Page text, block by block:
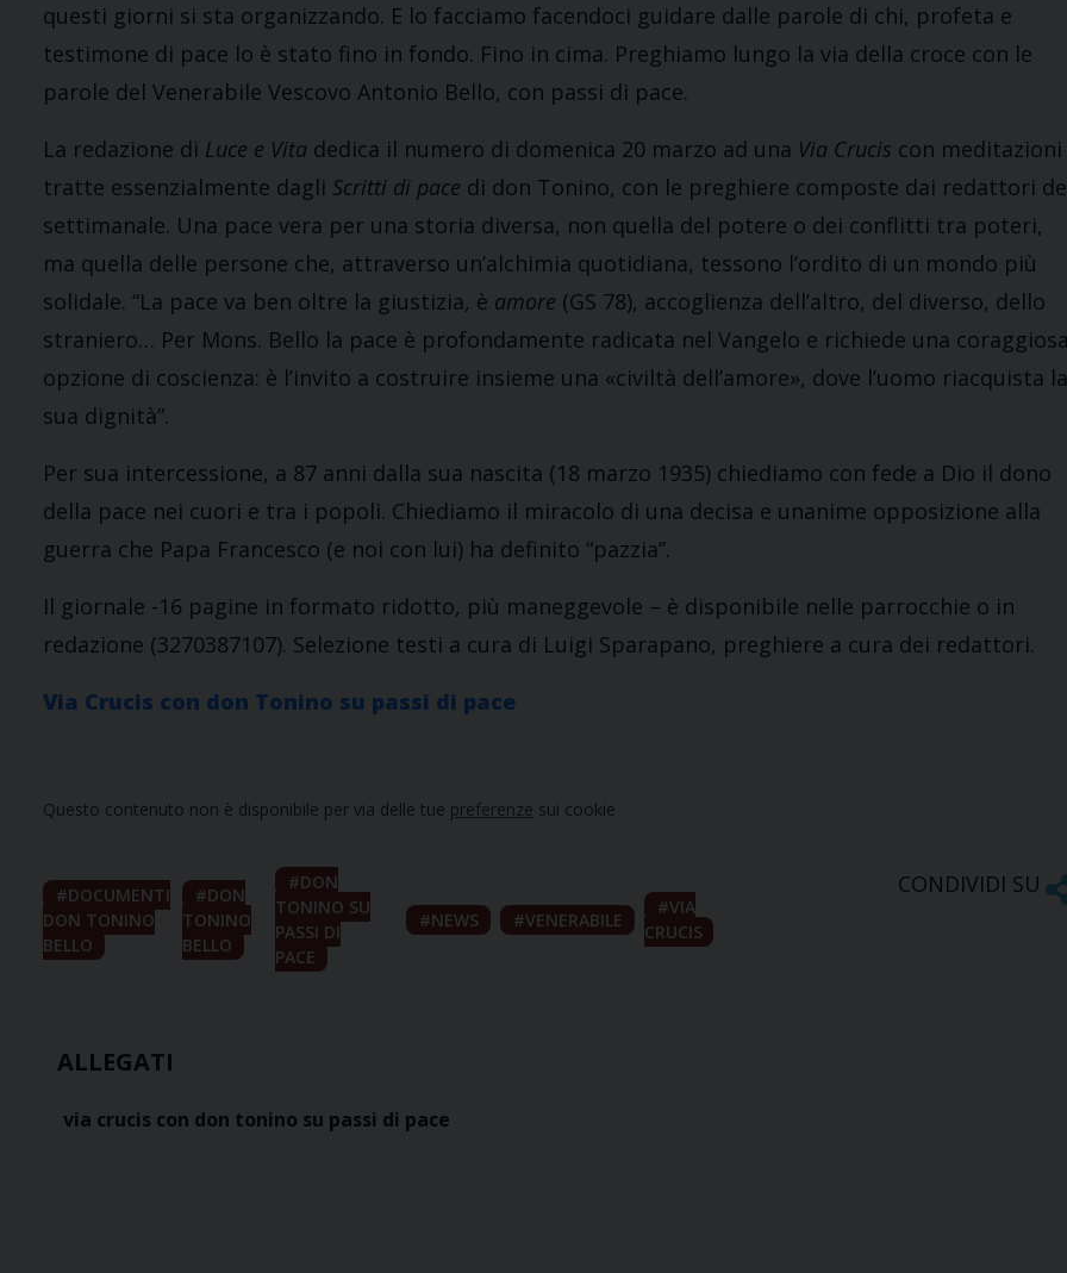
questi giorni si sta organizzando. E lo facciamo facendoci guidare dalle parole di chi, profeta e
testimone di pace lo è stato fino in fondo. Fino in cima. Preghiamo lungo la via della croce con le
parole del Venerabile Vescovo Antonio Bello, con passi di pace.
La redazione di Luce e Vita dedica il numero di domenica 20 marzo ad una Via Crucis con meditazioni
tratte essenzialmente dagli Scritti di pace di don Tonino, con le preghiere composte dai redattori
settimanale. Una pace vera per una storia diversa, non quella del potere o dei conflitti tra poteri,
ma quella delle persone che, attraverso un’alchimia quotidiana, tessono l’ordito di un mondo più
solidale. “La pace va ben oltre la giustizia, è amore (GS 78), accoglienza dell’altro, del diverso, dello
straniero… Per Mons. Bello la pace è profondamente radicata nel Vangelo e richiede una
opzione di coscienza: è l’invito a costruire insieme una «civiltà dell’amore», dove l’uomo riacquista la
sua dignità”.
Per sua intercessione, a 87 anni dalla sua nascita (18 marzo 1935) chiediamo con fede a Dio il dono
della pace nei cuori e tra i popoli. Chiediamo il miracolo di una decisa e unanime opposizione alla
guerra che Papa Francesco (e noi con lui) ha definito “pazzia”.
Il giornale -16 pagine in formato ridotto, più maneggevole – è disponibile nelle parrocchie o in
redazione (3270387107). Selezione testi a cura di Luigi Sparapano, preghiere a cura dei redattori.
Via Crucis con don Tonino su passi di pace
Questo contenuto non è disponibile per via delle tue preferenze sui cookie
DOCUMENTI
DON TONINO
BELLO
DON
TONINO
BELLO
DON
TONINO SU
PASSI DI
PACE
NEWS VENERABILE
VIA
CRUCIS
CONDIVIDI SU
ALLEGATI
via crucis con don tonino su passi di pace